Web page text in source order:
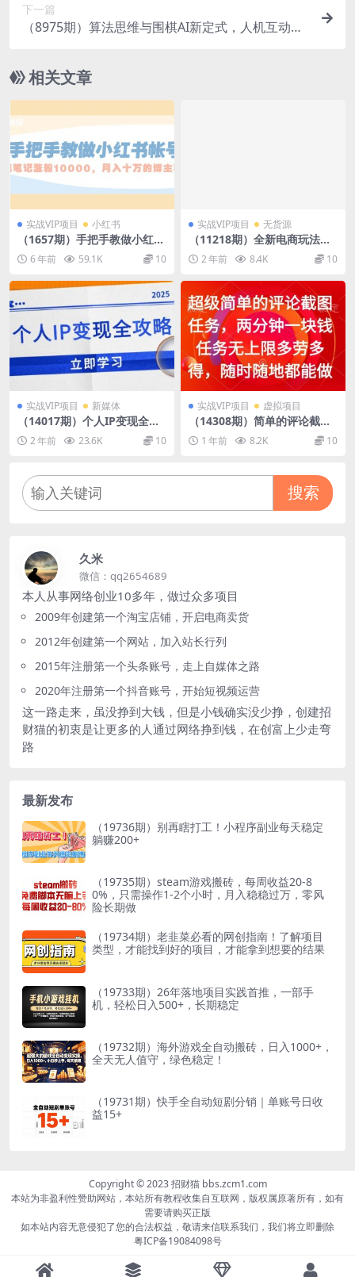
下一篇
（8975期）算法思维与围棋AI新定式，人机互动时
相关文章
实战VIP项目 小红书
（1657期）手把手教做小红书
帐号，一篇笔记涨粉10000，
月入十万的博主秘笈
6 年前 59.1K 10
实战VIP项目 无货源
（11218期）全新电商玩法，
无货源模式，人人均可做电
商！日入1000+
2 年前 8.4K 10
实战VIP项目 新媒体
（14017期）个人IP变现全攻
略：私域运营,微信技巧,公众
号运营一网打尽,助力品牌推广
2 年前 23.6K 10
实战VIP项目 虚拟项目
（14308期）简单的评论截图
任务，两分钟一块钱 任务无上
限多劳多得，随时随地都能做
1 年前 8.2K 10
搜索
久米
微信：qq2654689
本人从事网络创业10多年，做过众多项目
2009年创建第一个淘宝店铺，开启电商卖货
2012年创建第一个网站，加入站长行列
2015年注册第一个头条账号，走上自媒体之路
2020年注册第一个抖音账号，开始短视频运营
这一路走来，虽没挣到大钱，但是小钱确实没少挣，创建招
财猫的初衷是让更多的人通过网络挣到钱，在创富上少走弯
路
最新发布
（19736期）别再瞎打工！小程序副业每天稳定
躺赚200+
（19735期）steam游戏搬砖，每周收益20-8
0%，只需操作1-2个小时，月入稳稳过万，零风
险长期做
（19734期）老韭菜必看的网创指南！了解项目
类型，才能找到好的项目，才能拿到想要的结果
（19733期）26年落地项目实践首推，一部手
机，轻松日入500+，长期稳定
（19732期）海外游戏全自动搬砖，日入1000+，
全天无人值守，绿色稳定！
（19731期）快手全自动短剧分销｜单账号日收
益15+
Copyright © 2023 招财猫 bbs.zcm1.com
本站为非盈利性赞助网站，本站所有教程收集自互联网，版权属原著所有，如有
需要请购买正版
如本站内容无意侵犯了您的合法权益，敬请来信联系我们，我们将立即删除
粤ICP备19084098号